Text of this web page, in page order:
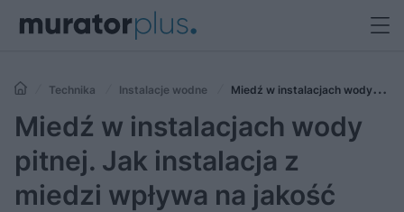
Technika Instalacje wodne
Miedź w instalacjach wody
pitnej. Jak instalacja z miedzi wpływa na jakość wody?
Miedź w instalacjach wody
pitnej. Jak instalacja z
miedzi wpływa na jakość